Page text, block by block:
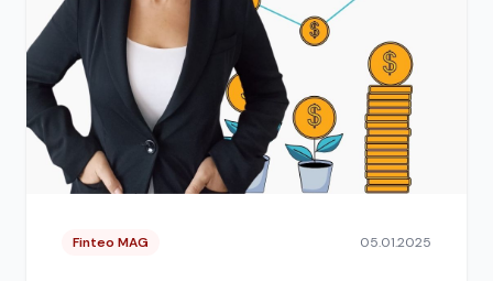
Finteo MAG 05.01.2025